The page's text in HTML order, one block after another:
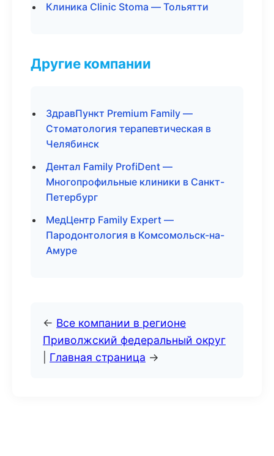
Клиника Clinic Stoma — Тольятти
Другие компании
ЗдравПункт Premium Family —
Стоматология терапевтическая в
Челябинск
Дентал Family ProfiDent —
Многопрофильные клиники в Санкт-
Петербург
МедЦентр Family Expert —
Пародонтология в Комсомольск-на-
Амуре
← Все компании в регионе
Приволжский федеральный округ
Главная страница →